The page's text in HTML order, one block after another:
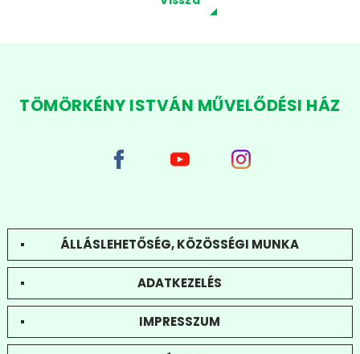
TÖMÖRKÉNY ISTVÁN MŰVELŐDÉSI HÁZ
ÁLLÁSLEHETŐSÉG, KÖZÖSSÉGI MUNKA
ADATKEZELÉS
IMPRESSZUM